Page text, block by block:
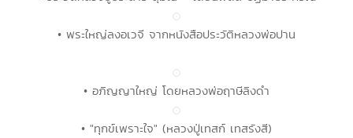
• พระใหญ่ลงอเวจี จากหนังสือประวัติหลวงพ่อปาน
• อภิญญาใหญ่ โดยหลวงพ่อฤาษีลิงดำ
• "ทุกข์เพราะใจ" (หลวงปู่เทสก์ เทสรังสี)